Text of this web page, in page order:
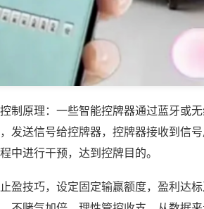
制原理：一些智能控牌器通过蓝牙或
发送信号给控牌器，控牌器接收到信
中进行干预，达到控牌目的。
盈技巧，设定固定输赢额度，盈利达